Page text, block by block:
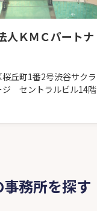
人ＫＭＣパートナ
桜丘町1番2号渋谷サクラ
ジ セントラルビル14階
務所を探す